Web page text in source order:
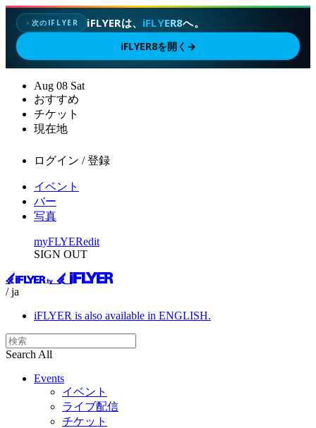
✦次のIFLYER iFLYERは、 iFLYER8へ。
iFLYER8を開く →
Aug 08 Sat
おすすめ
チケット
現在地
ログイン / 登録
イベント
バー
写真
myFLYERedit
SIGN OUT
/ ja
iFLYER is also available in ENGLISH.
Search All
Events
イベント
ライブ配信
チケット